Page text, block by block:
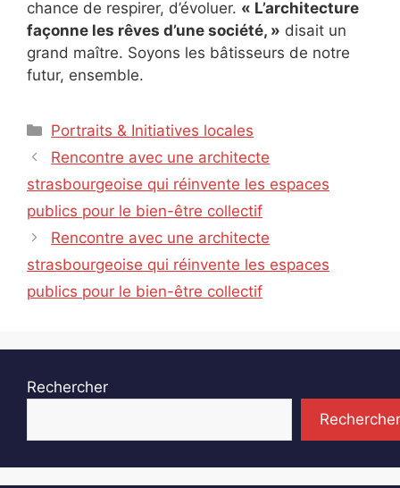
chance de respirer, d’évoluer. « L’architecture
façonne les rêves d’une société, » disait un
grand maître. Soyons les bâtisseurs de notre
futur, ensemble.
Catégories
Portraits & Initiatives locales
Rencontre avec une architecte
strasbourgeoise qui réinvente les espaces
publics pour le bien-être collectif
Rencontre avec une architecte
strasbourgeoise qui réinvente les espaces
publics pour le bien-être collectif
Rechercher
Rechercher